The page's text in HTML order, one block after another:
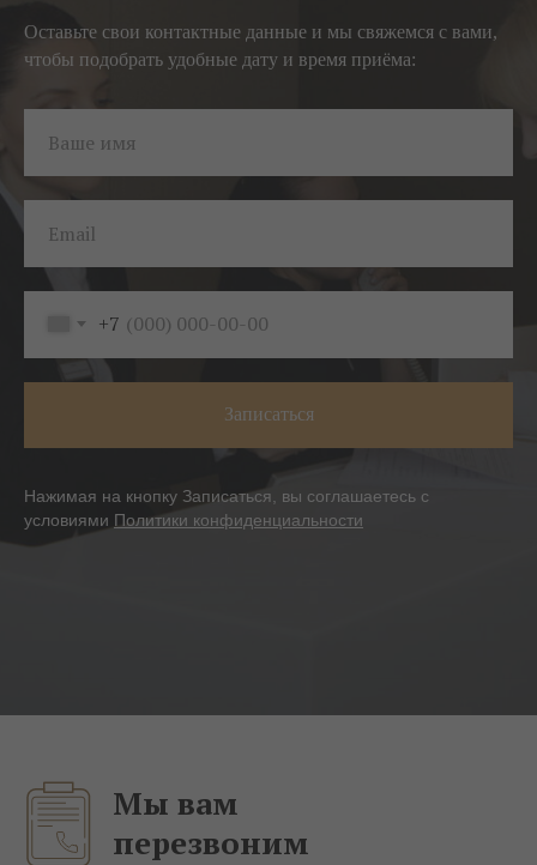
Оставьте свои контактные данные и мы свяжемся с вами,
чтобы подобрать удобные дату и время приёма:
Ваше имя
Email
+7
Записаться
Нажимая на кнопку Записаться, вы соглашаетесь с
условиями Политики конфиденциальности
Мы вам
перезвоним